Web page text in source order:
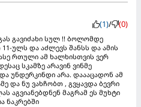
(1)/ (0)
გავიძახი სულ !! ბოლომდე
ულს და აძლევს შანსს და ამის
რთული ამ ხალხისთვის ვერ
სკამზე არავინ ვინმე
უნდერკინდი არა. დაააცადონ ამ
და ნუ ვახჩობთ , გვყავდა ბევრი
აგვიანებდნენ მაგრამ ეს მუხტი
ნაკრებში